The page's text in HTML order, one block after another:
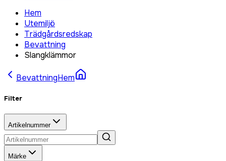
Hem
Utemiljö
Trädgårdsredskap
Bevattning
Slangklämmor
BevattningHem
Filter
Artikelnummer
Märke